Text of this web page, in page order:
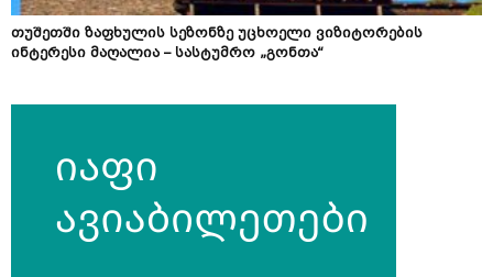
თუშეთში ზაფხულის სეზონზე უცხოელი ვიზიტორების
ინტერესი მაღალია – სასტუმრო „გონთა“